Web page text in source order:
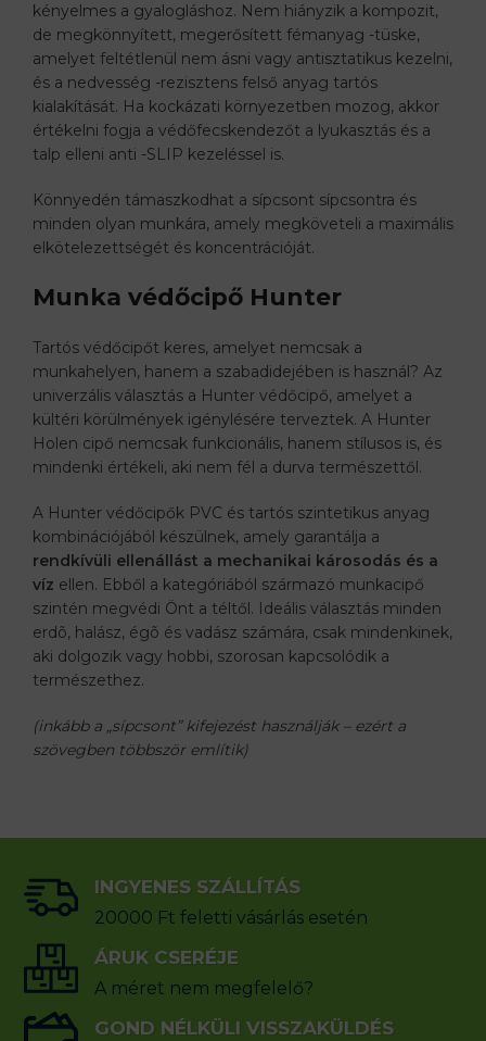
kényelmes a gyalogláshoz. Nem hiányzik a kompozit,
de megkönnyített, megerősített fémanyag -tüske,
amelyet feltétlenül nem ásni vagy antisztatikus kezelni,
és a nedvesség -rezisztens felső anyag tartós
kialakítását. Ha kockázati környezetben mozog, akkor
értékelni fogja a védőfecskendezőt a lyukasztás és a
talp elleni anti -SLIP kezeléssel is.
Könnyedén támaszkodhat a sípcsont sípcsontra és
minden olyan munkára, amely megköveteli a maximális
elkötelezettségét és koncentrációját.
Munka védőcipő Hunter
Tartós védőcipőt keres, amelyet nemcsak a
munkahelyen, hanem a szabadidejében is használ? Az
univerzális választás a Hunter védőcipő, amelyet a
kültéri körülmények igénylésére terveztek. A Hunter
Holen cipő nemcsak funkcionális, hanem stílusos is, és
mindenki értékeli, aki nem fél a durva természettől.
A Hunter védőcipők PVC és tartós szintetikus anyag
kombinációjából készülnek, amely garantálja a
rendkívüli ellenállást a mechanikai károsodás és a
víz ellen. Ebből a kategóriából származó munkacipő
szintén megvédi Önt a téltől. Ideális választás minden
erdõ, halász, égõ és vadász számára, csak mindenkinek,
aki dolgozik vagy hobbi, szorosan kapcsolódik a
természethez.
(inkább a „sípcsont” kifejezést használják – ezért a
szövegben többször említik)
INGYENES SZÁLLÍTÁS
20000 Ft feletti vásárlás esetén
ÁRUK CSERÉJE
A méret nem megfelelő?
GOND NÉLKÜLI VISSZAKÜLDÉS